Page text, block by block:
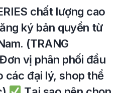
chất lượng cao
ký bản quyền từ
(TRANG
vị phân phối đầu
các đại lý, shop thể